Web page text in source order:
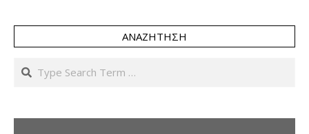
ΑΝΑΖΉΤΗΣΗ
Search